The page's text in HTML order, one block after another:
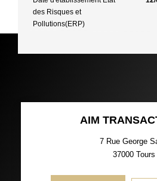
des Risques et
Pollutions(ERP)
AIM
7 Rue George
37000 Tours